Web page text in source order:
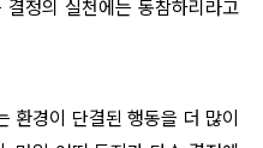
정의 실천에는 동참하리라고
환경이 단결된 행동을 더 많이